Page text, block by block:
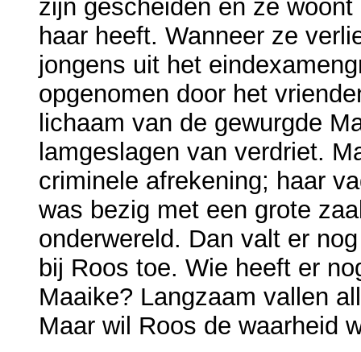
zijn gescheiden en ze
haar heeft. Wanneer ze
jongens uit het
opgenomen door het
lichaam van de gewurgde
lamgeslagen van verdriet.
criminele afrekening; haar
was bezig met een grote
onderwereld. Dan valt er
bij Roos toe. Wie heeft er
Maaike? Langzaam vallen
Maar wil Roos de waarheid